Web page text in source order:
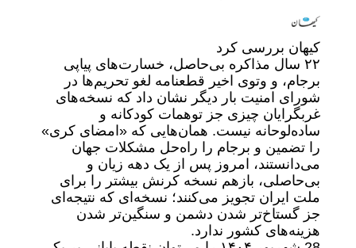
کیهان بررسی کرد
۲۲ سال مذاکره بی‌حاصل، خسارت‌های پیاپی
برجام، و وتوی اخیر قطعنامه لغو تحریم‌ها در
شورای امنیت بار دیگر نشان داد که نسخه‌های
غربگرایان چیزی جز توهمات کودکانه و
ساده‌لوحانه نیست. همان‌هایی که «امضای کری»
را تضمین و برجام را راه‌حل مشکلات جهان
می‌دانستند، امروز پس از یک دهه زیان و
بی‌حاصلی، بازهم نسخه کرنش بیشتر را برای
ملت ایران تجویز می‌کنند؛ نسخه‌ای که نتیجه‌ای
جز گستاخ‌تر شدن دشمن و سنگین‌تر شدن
هزینه‌های کشور ندارد.